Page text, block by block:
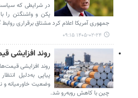
در شرایطی که
پکن و واشنگتن را
جمهوری آمریکا اعلام کرد مشتاق برقراری
۱۴۰۵-۰۲-۲۴ ۰۹:۱۵
روند افزایشی
روند افزایشی
پیاپی به‌دلیل
وضعیت خاورمیانه و
چین با کاهش روبه‌رو شد.